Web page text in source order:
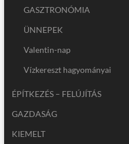
GASZTRONÓMIA
ÜNNEPEK
Valentin-nap
Vízkereszt hagyományai
ÉPÍTKEZÉS – FELÚJÍTÁS
GAZDASÁG
KIEMELT